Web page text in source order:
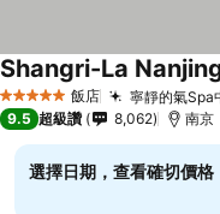
5 星級 飯店 寧靜的氣Spa
Shangri-La
9.5 超級讚 8,062 南京
選擇日期，查看確切價格